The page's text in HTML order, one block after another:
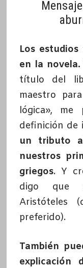
Los
en la novela.
título del
maestro
lógica»,
definición de
un tributo
nuestros
griegos. Y
digo que
Aristóteles
preferido).
También
explicación